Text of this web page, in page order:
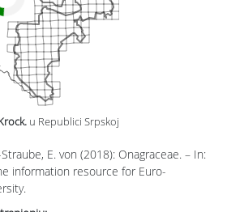
Straube, E. von (2018): Onagraceae. – In:
information resource for Euro-
u Republici Srpskoj